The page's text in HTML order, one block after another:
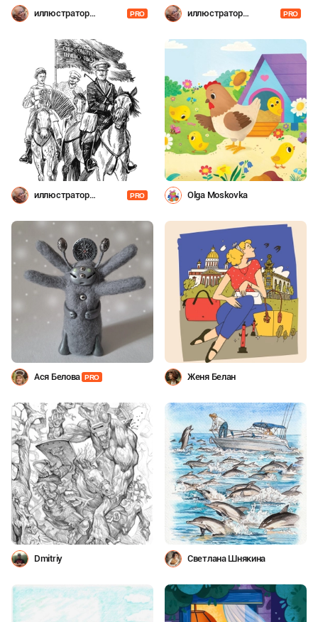
иллюстратор
PRO
иллюстратор
PRO
иллюстратор
PRO Olga Moskovka
Ася Белова PRO Женя Белан
Dmitriy Светлана Шнякина